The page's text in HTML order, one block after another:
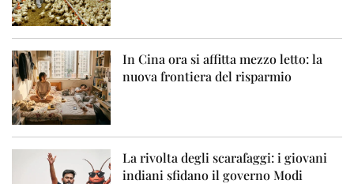
In Cina ora si affitta mezzo letto: la
nuova frontiera del risparmio
La rivolta degli scarafaggi: i giovani
indiani sfidano il governo Modi